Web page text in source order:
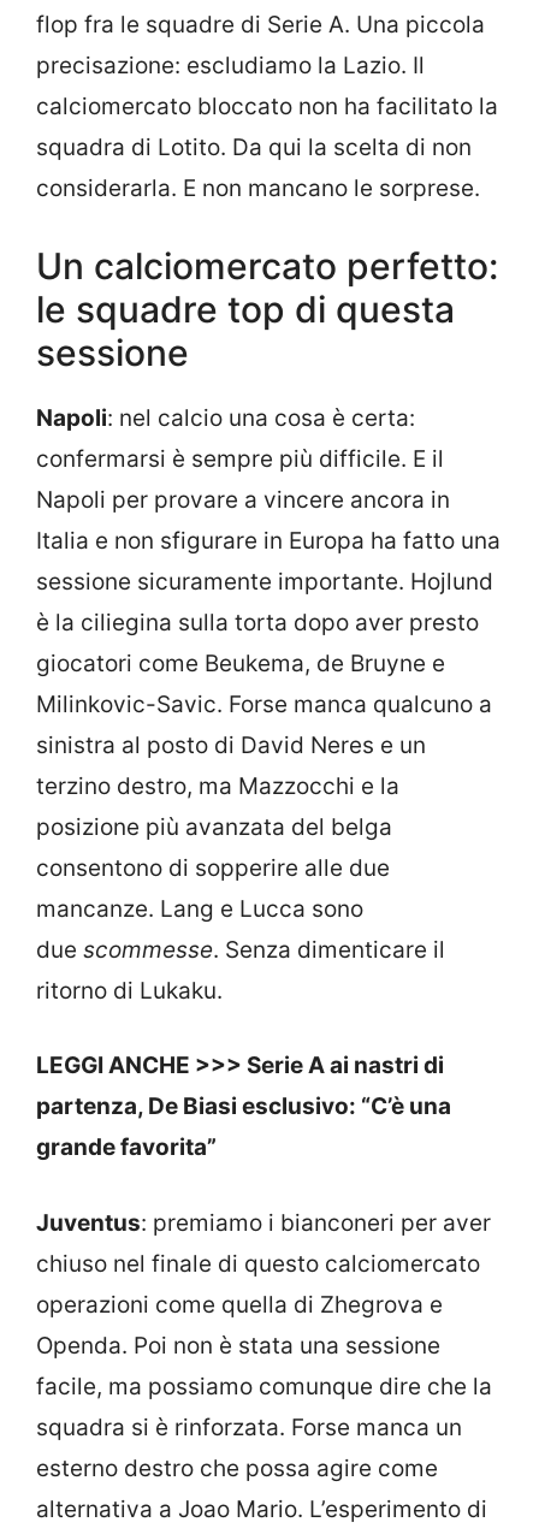
flop fra le squadre di Serie A. Una piccola
precisazione: escludiamo la Lazio. Il
calciomercato bloccato non ha facilitato la
squadra di Lotito. Da qui la scelta di non
considerarla. E non mancano le sorprese.
Un calciomercato perfetto:
le squadre top di questa
sessione
Napoli: nel calcio una cosa è certa:
confermarsi è sempre più difficile. E il
Napoli per provare a vincere ancora in
Italia e non sfigurare in Europa ha fatto una
sessione sicuramente importante. Hojlund
è la ciliegina sulla torta dopo aver presto
giocatori come Beukema, de Bruyne e
Milinkovic-Savic. Forse manca qualcuno a
sinistra al posto di David Neres e un
terzino destro, ma Mazzocchi e la
posizione più avanzata del belga
consentono di sopperire alle due
mancanze. Lang e Lucca sono
due scommesse. Senza dimenticare il
ritorno di Lukaku.
LEGGI ANCHE >>> Serie A ai nastri di
partenza, De Biasi esclusivo: “C’è una
grande favorita”
Juventus: premiamo i bianconeri per aver
chiuso nel finale di questo calciomercato
operazioni come quella di Zhegrova e
Openda. Poi non è stata una sessione
facile, ma possiamo comunque dire che la
squadra si è rinforzata. Forse manca un
esterno destro che possa agire come
alternativa a Joao Mario. L’esperimento di